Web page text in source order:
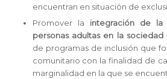
encuentran en situación de
Promover la integración de la
personas adultas en la
de programas de inclusión que
comunitario con la finalidad de
marginalidad en la que se